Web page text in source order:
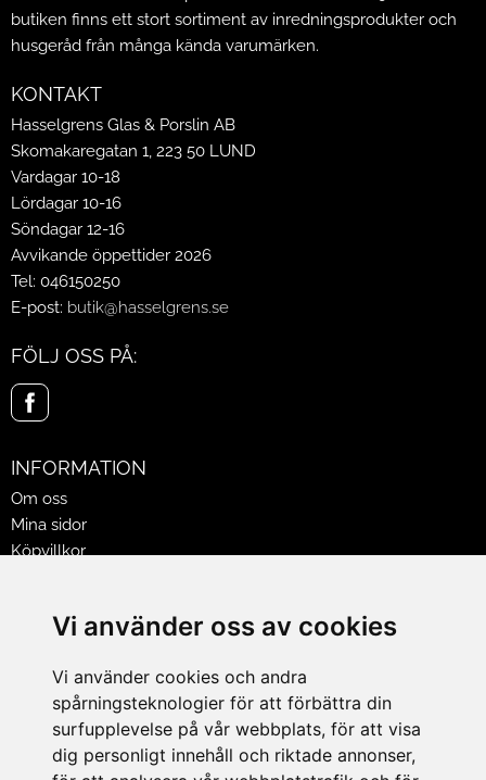
Vi använder oss av cookies
Vi använder cookies och andra
spårningsteknologier för att förbättra din
surfupplevelse på vår webbplats, för att visa
dig personligt innehåll och riktade annonser,
butiken finns ett stort sortiment av inredningsprodukter och
husgeråd från många kända varumärken.
KONTAKT
Hasselgrens Glas & Porslin AB
Skomakaregatan 1, 223 50 LUND
Vardagar 10-18
Lördagar 10-16
Söndagar 12-16
Avvikande öppettider 2026
Tel: 046150250
E-post: butik@hasselgrens.se
FÖLJ OSS PÅ:
INFORMATION
Om oss
Mina sidor
Köpvillkor
Jobba på Hasselgrens
LEVERANS